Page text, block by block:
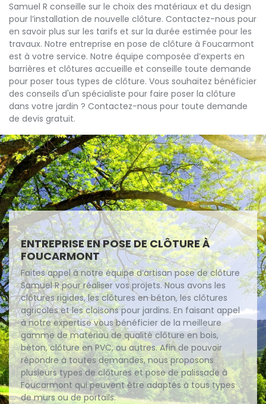
Samuel R conseille sur le choix des matériaux et du design
pour l’installation de nouvelle clôture. Contactez-nous pour
en savoir plus sur les tarifs et sur la durée estimée pour les
travaux. Notre entreprise en pose de clôture à Foucarmont
est à votre service. Notre équipe composée d’experts en
barrières et clôtures accueille et conseille toute demande
pour poser tous types de clôture. Vous souhaitez bénéficier
des conseils d'un spécialiste pour faire poser la clôture
dans votre jardin ? Contactez-nous pour toute demande
de devis gratuit.
ENTREPRISE EN POSE DE CLÔTURE À
FOUCARMONT
Faites appel à notre équipe d’artisan pose de clôture
Samuel R pour réaliser vos projets. Nous avons les
clôtures rigides, les clôtures en béton, les clôtures
agricoles et les cloisons pour jardins. En faisant appel
à notre expertise vous bénéficier de la meilleure
gamme de matériau de qualité clôture en bois,
béton, clôture en PVC, ou autres. Afin de pouvoir
répondre à toutes demandes, nous proposons
plusieurs types de clôtures et pose de palissade à
Foucarmont qui peuvent être adaptés à tous types
de murs ou de portails.